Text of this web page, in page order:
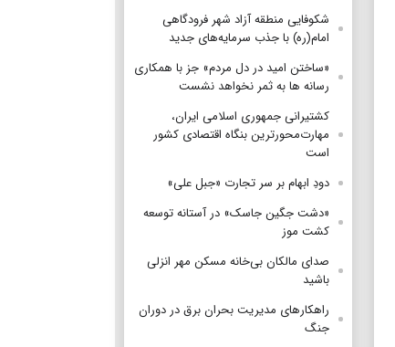
شکوفایی منطقه آزاد شهر فرودگاهی
امام(ره) با جذب سرمایه‌های جدید
«ساختن امید در دل مردم» جز با همکاری
رسانه ها به ثمر نخواهد نشست
کشتیرانی جمهوری اسلامی ایران،
مهارت‌محورترین بنگاه اقتصادی کشور
است
دودِ ابهام بر سر تجارت «جبل علی»
«دشت جگین جاسک» در آستانه توسعه
کشت موز
صدای مالکان بی‌خانه مسکن مهر انزلی
باشید
راهکارهای مدیریت بحران برق در دوران
جنگ